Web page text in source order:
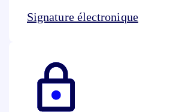
Signature électronique